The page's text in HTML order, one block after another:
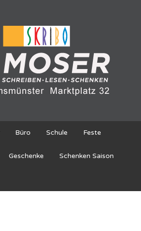
Büro Schule Feste
Geschenke Schenken Saison